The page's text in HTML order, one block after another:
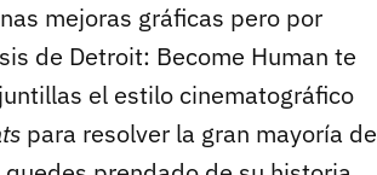
mejoras gráficas pero por
de Detroit: Become Human te
el estilo cinematográfico
para resolver la gran mayoría de